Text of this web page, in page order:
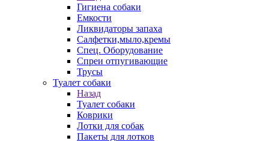
Гигиена собаки
Емкости
Ликвидаторы запаха
Салфетки,мыло,кремы
Спец. Оборудование
Спреи отпугивающие
Трусы
Туалет собаки
Назад
Туалет собаки
Коврики
Лотки для собак
Пакеты для лотков